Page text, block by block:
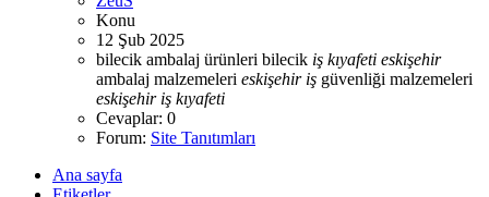
Konu
12 Şub 2025
bilecik ambalaj ürünleri bilecik iş kıyafeti eskişehir
ambalaj malzemeleri eskişehir iş güvenliği malzemeleri
eskişehir iş kıyafeti
Cevaplar: 0
Forum: Site Tanıtımları
Ana sayfa